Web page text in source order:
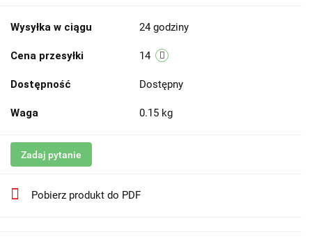
Wysyłka w ciągu 24 godziny
Cena przesyłki 14
Dostępność Dostępny
Waga 0.15 kg
Zadaj pytanie
Pobierz produkt do PDF